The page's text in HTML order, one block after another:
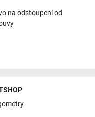
na odstoupení od